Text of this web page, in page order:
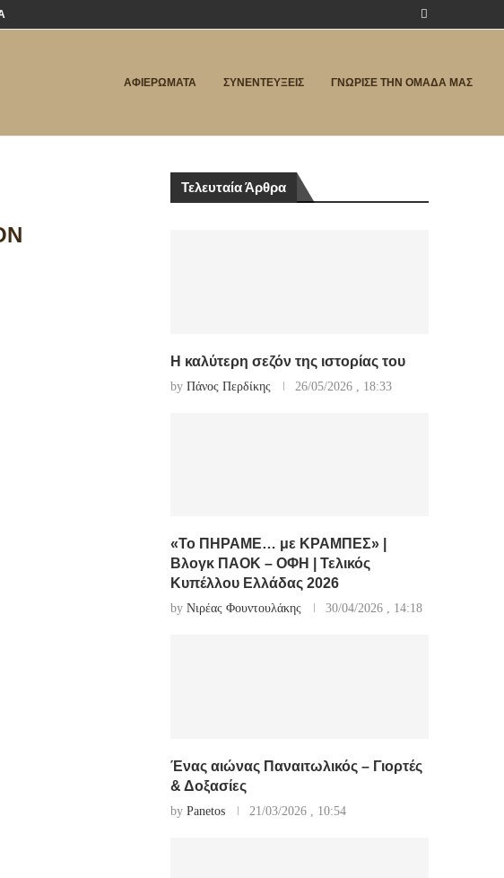
ΑΦΙΕΡΩΜΑΤΑ ΣΥΝΕΝΤΕΥΞΕΙΣ ΓΝΩΡΙΣΕ ΤΗΝ ΟΜΑΔΑ ΜΑΣ
Τελευταία Άρθρα
Η καλύτερη σεζόν της ιστορίας του
by Πάνος Περδίκης 26/05/2026 , 18:33
«Το ΠΗΡΑΜΕ… με ΚΡΑΜΠΕΣ» |
Βλογκ ΠΑΟΚ – ΟΦΗ | Τελικός
Κυπέλλου Ελλάδας 2026
by Νιρέας Φουντουλάκης 30/04/2026 , 14:18
Ένας αιώνας Παναιτωλικός – Γιορτές
& Δοξασίες
by Panetos 21/03/2026 , 10:54